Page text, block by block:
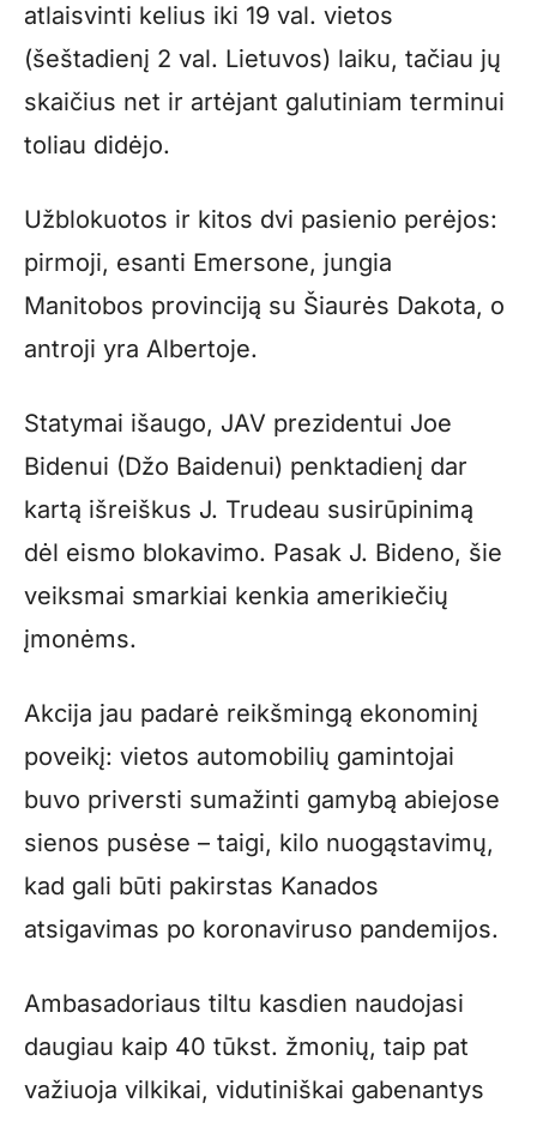
atlaisvinti kelius iki 19 val. vietos
(šeštadienį 2 val. Lietuvos) laiku, tačiau jų
skaičius net ir artėjant galutiniam terminui
toliau didėjo.
Užblokuotos ir kitos dvi pasienio perėjos:
pirmoji, esanti Emersone, jungia
Manitobos provinciją su Šiaurės Dakota, o
antroji yra Albertoje.
Statymai išaugo, JAV prezidentui Joe
Bidenui (Džo Baidenui) penktadienį dar
kartą išreiškus J. Trudeau susirūpinimą
dėl eismo blokavimo. Pasak J. Bideno, šie
veiksmai smarkiai kenkia amerikiečių
įmonėms.
Akcija jau padarė reikšmingą ekonominį
poveikį: vietos automobilių gamintojai
buvo priversti sumažinti gamybą abiejose
sienos pusėse – taigi, kilo nuogąstavimų,
kad gali būti pakirstas Kanados
atsigavimas po koronaviruso pandemijos.
Ambasadoriaus tiltu kasdien naudojasi
daugiau kaip 40 tūkst. žmonių, taip pat
važiuoja vilkikai, vidutiniškai gabenantys